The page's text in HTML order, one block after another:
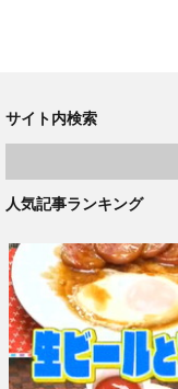
サイト内検索
人気記事ランキング